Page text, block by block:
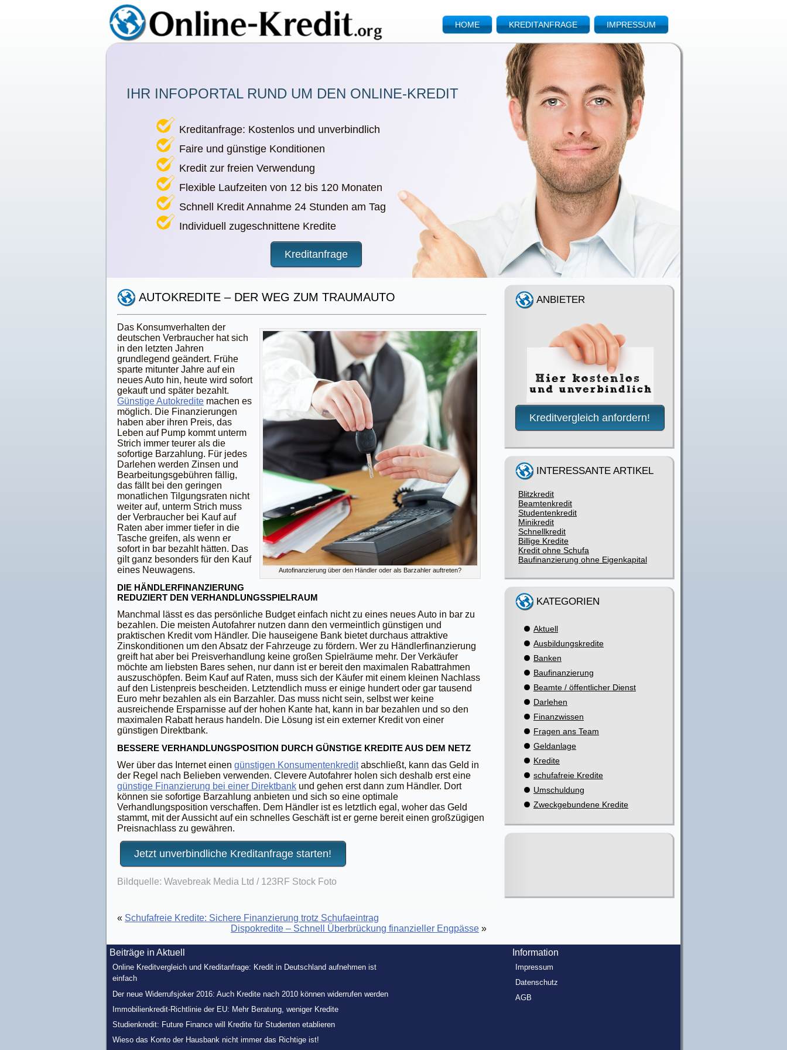
HOME KREDITANFRAGE IMPRESSUM
IHR INFOPORTAL RUND UM DEN ONLINE-KREDIT
Kreditanfrage: Kostenlos und unverbindlich
Faire und günstige Konditionen
Kredit zur freien Verwendung
Flexible Laufzeiten von 12 bis 120 Monaten
Schnell Kredit Annahme 24 Stunden am Tag
Individuell zugeschnittene Kredite
Kreditanfrage
AUTOKREDITE – DER WEG ZUM TRAUMAUTO
Autofinanzierung über den Händler oder als Barzahler auftreten?
Das Konsumverhalten der
deutschen Verbraucher hat sich
in den letzten Jahren
grundlegend geändert. Frühe
sparte mitunter Jahre auf ein
neues Auto hin, heute wird sofort
gekauft und später bezahlt.
Günstige Autokredite machen es
möglich. Die Finanzierungen
haben aber ihren Preis, das
Leben auf Pump kommt unterm
Strich immer teurer als die
sofortige Barzahlung. Für jedes
Darlehen werden Zinsen und
Bearbeitungsgebühren fällig,
das fällt bei den geringen
monatlichen Tilgungsraten nicht
weiter auf, unterm Strich muss
der Verbraucher bei Kauf auf
Raten aber immer tiefer in die
Tasche greifen, als wenn er
sofort in bar bezahlt hätten. Das
gilt ganz besonders für den Kauf
eines Neuwagens.
DIE HÄNDLERFINANZIERUNG
REDUZIERT DEN VERHANDLUNGSSPIELRAUM
Manchmal lässt es das persönliche Budget einfach nicht zu eines neues Auto in bar zu
bezahlen. Die meisten Autofahrer nutzen dann den vermeintlich günstigen und
praktischen Kredit vom Händler. Die hauseigene Bank bietet durchaus attraktive
Zinskonditionen um den Absatz der Fahrzeuge zu fördern. Wer zu Händlerfinanzierung
greift hat aber bei Preisverhandlung keine großen Spielräume mehr. Der Verkäufer
möchte am liebsten Bares sehen, nur dann ist er bereit den maximalen Rabattrahmen
auszuschöpfen. Beim Kauf auf Raten, muss sich der Käufer mit einem kleinen Nachlass
auf den Listenpreis bescheiden. Letztendlich muss er einige hundert oder gar tausend
Euro mehr bezahlen als ein Barzahler. Das muss nicht sein, selbst wer keine
ausreichende Ersparnisse auf der hohen Kante hat, kann in bar bezahlen und so den
maximalen Rabatt heraus handeln. Die Lösung ist ein externer Kredit von einer
günstigen Direktbank.
BESSERE VERHANDLUNGSPOSITION DURCH GÜNSTIGE KREDITE AUS DEM NETZ
Wer über das Internet einen günstigen Konsumentenkreditabschließt, kann das Geld in
der Regel nach Belieben verwenden. Clevere Autofahrer holen sich deshalb erst eine
günstige Finanzierung bei einer Direktbank und gehen erst dann zum Händler. Dort
können sie sofortige Barzahlung anbieten und sich so eine optimale
Verhandlungsposition verschaffen. Dem Händler ist es letztlich egal, woher das Geld
stammt, mit der Aussicht auf ein schnelles Geschäft ist er gerne bereit einen großzügigen
Preisnachlass zu gewähren.
Jetzt unverbindliche Kreditanfrage starten!
Bildquelle: Wavebreak Media Ltd / 123RF Stock Foto
« Schufafreie Kredite: Sichere Finanzierung trotz Schufaeintrag
Dispokredite – Schnell Überbrückung finanzieller Engpässe »
ANBIETER
Kreditvergleich anfordern!
INTERESSANTE ARTIKEL
Blitzkredit
Beamtenkredit
Studentenkredit
Minikredit
Schnellkredit
Billige Kredite
Kredit ohne Schufa
Baufinanzierung ohne Eigenkapital
KATEGORIEN
Aktuell
Ausbildungskredite
Banken
Baufinanzierung
Beamte / öffentlicher Dienst
Darlehen
Finanzwissen
Fragen ans Team
Geldanlage
Kredite
schufafreie Kredite
Umschuldung
Zweckgebundene Kredite
Beiträge in Aktuell
Online Kreditvergleich und Kreditanfrage: Kredit in Deutschland aufnehmen ist
einfach
Der neue Widerrufsjoker 2016: Auch Kredite nach 2010 können widerrufen werden
Immobilienkredit-Richtlinie der EU: Mehr Beratung, weniger Kredite
Studienkredit: Future Finance will Kredite für Studenten etablieren
Wieso das Konto der Hausbank nicht immer das Richtige ist!
Information
Impressum
Datenschutz
AGB